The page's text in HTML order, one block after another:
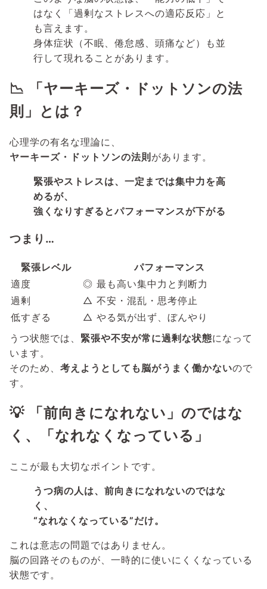
はなく「過剰なストレスへの適応反応」と
も言えます。
身体症状（不眠、倦怠感、頭痛など）も並
行して現れることがあります。
📉 「ヤーキーズ・ドットソンの法
則」とは？
心理学の有名な理論に、
ヤーキーズ・ドットソンの法則 があります。
緊張やストレスは、一定までは集中力を高
めるが、
強くなりすぎるとパフォーマンスが下がる
つまり…
緊張レベル
パフォーマンス
適度
◎ 最も高い集中力と判断力
過剰
△ 不安・混乱・思考停止
低すぎる
△ やる気が出ず、ぼんやり
うつ状態では、 緊張や不安が常に過剰な状態になって
います。
そのため、 考えようとしても脳がうまく働かないので
す。
💡 「前向きになれない」のではな
く、「なれなくなっている」
ここが最も大切なポイントです。
うつ病の人は、前向きになれないのではな
く、
“なれなくなっている”だけ。
これは意志の問題ではありません。
脳の回路そのものが、一時的に使いにくくなっている
状態です。